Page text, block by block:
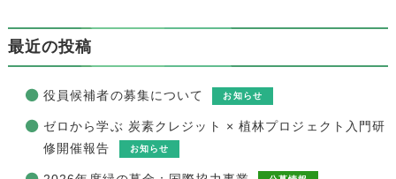
最近の投稿
役員候補者の募集について お知らせ
ゼロから学ぶ 炭素クレジット × 植林プロジェクト入門研
修開催報告
お知らせ